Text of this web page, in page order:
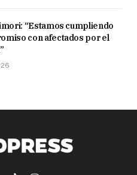
“Estamos cumpliendo
con afectados por el